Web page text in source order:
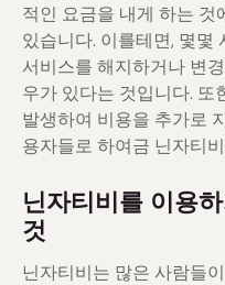
적인 요금을 내게 하는 것
있습니다. 이를테면, 몇몇
서비스를 해지하거나 변
우가 있다는 것입니다. 또
발생하여 비용을 추가로
용자들로 하여금 닌자티
닌자티비를 이용
것
닌자티비는 많은 사람들